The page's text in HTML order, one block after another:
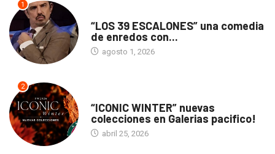
1
“LOS 39 ESCALONES” una comedia
de enredos con...
agosto 1, 2026
2
“ICONIC WINTER” nuevas
colecciones en Galerias pacifico!
abril 25, 2026